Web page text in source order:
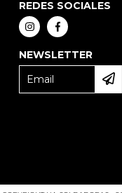
REDES SOCIALES
NEWSLETTER